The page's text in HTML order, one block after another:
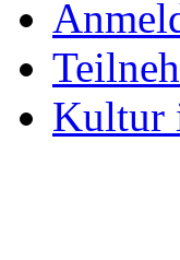
Kultur